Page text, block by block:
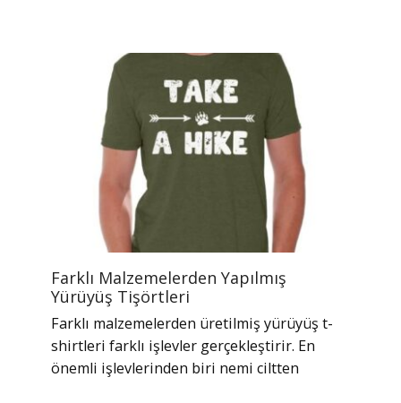
Farklı Malzemelerden Yapılmış
Yürüyüş Tişörtleri
Farklı malzemelerden üretilmiş yürüyüş t-
shirtleri farklı işlevler gerçekleştirir. En
önemli işlevlerinden biri nemi ciltten